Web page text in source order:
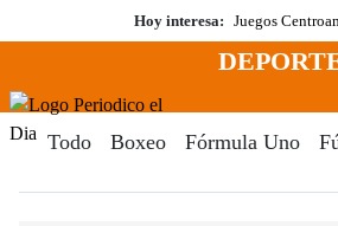
al
Hoy interesa: Juegos
Menú
Todo Boxeo Fórmula Uno